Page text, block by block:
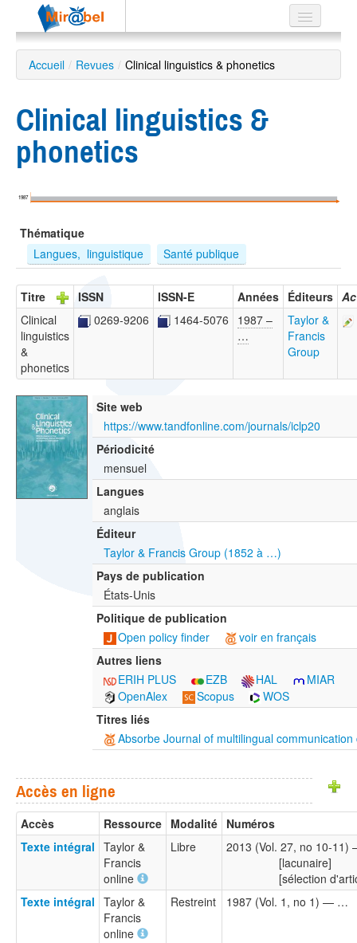
Le réseau
Soutien
Listes
Recherche
EN
ES
?
Accueil / Revues / Clinical linguistics & phonetics
Clinical linguistics &
phonetics
1987
Thématique
Langues,  linguistique
Santé publique
Titre ISSN ISSN-E Années Éditeurs
Clinical
linguistics
&
phonetics
0269-9206 1464-5076
1987 –
…
Taylor &
Francis
Group
Site web
https://www.tandfonline.com/journals/iclp20
Périodicité
mensuel
Langues
anglais
Éditeur
Taylor & Francis Group (1852 à …)
Pays de publication
États-Unis
Politique de publication
Open policy finder
voir en français
Autres liens
ERIH PLUS
EZB HAL
MIAR
OpenAlex
Scopus
WOS
Titres liés
Absorbe Journal of multilingual communication
Accès en ligne
Accès Ressource Modalité Numéros
Texte intégral Taylor &
Francis
online
Libre
2013 (Vol. 27, no 10-
[lacunaire]
[sélection
Texte intégral Taylor &
Francis
online
Restreint 1987 (Vol. 1, no 1) — …